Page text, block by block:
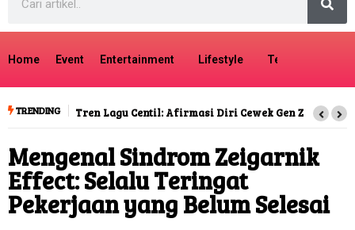
Home Event Entertainment Lifestyle Tech
TRENDING Tren Lagu Centil: Afirmasi Diri Cewek Gen Z
Mengenal Sindrom Zeigarnik
Effect: Selalu Teringat
Pekerjaan yang Belum Selesai